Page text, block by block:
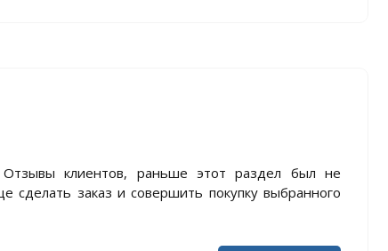
клиентов, раньше этот раздел был не
заказ и совершить покупку выбранного